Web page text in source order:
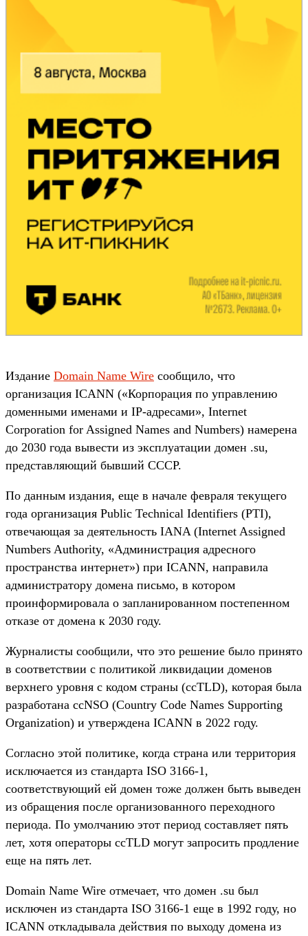
Издание Domain Name Wire сообщило, что
организация ICANN («Корпорация по управлению
доменными именами и IP-адресами», Internet
Corporation for Assigned Names and Numbers) намерена
до 2030 года вывести из эксплуатации домен .su,
представляющий бывший СССР.
По данным издания, еще в начале февраля текущего
года организация Public Technical Identifiers (PTI),
отвечающая за деятельность IANA (Internet Assigned
Numbers Authority, «Администрация адресного
пространства интернет») при ICANN, направила
администратору домена письмо, в котором
проинформировала о запланированном постепенном
отказе от домена к 2030 году.
Журналисты сообщили, что это решение было принято
в соответствии с политикой ликвидации доменов
верхнего уровня с кодом страны (ccTLD), которая была
разработана ccNSO (Country Code Names Supporting
Organization) и утверждена ICANN в 2022 году.
Согласно этой политике, когда страна или территория
исключается из стандарта ISO 3166-1,
соответствующий ей домен тоже должен быть выведен
из обращения после организованного переходного
периода. По умолчанию этот период составляет пять
лет, хотя операторы ccTLD могут запросить продление
еще на пять лет.
Domain Name Wire отмечает, что домен .su был
исключен из стандарта ISO 3166-1 еще в 1992 году, но
ICANN откладывала действия по выходу домена из